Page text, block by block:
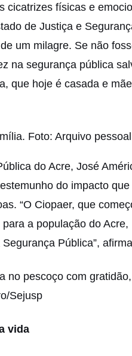
cicatrizes físicas e
de Justiça e
um milagre. Se não
na segurança pública
que hoje é casada e
Foto: Arquivo pessoal
do Acre, José
do impacto
“O Ciopaer, que
a população do
Pública”,
no pescoço com
Sejusp
vida